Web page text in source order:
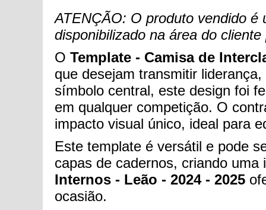
ATENÇÃO: O produto vendido
disponibilizado na área do
O Template - Camisa de
que desejam transmitir
símbolo central, este design foi
em qualquer competição. O
impacto visual único, ideal para
Este template é versátil e pode
capas de cadernos, criando
Internos - Leão - 2024 - 2025
ocasião.